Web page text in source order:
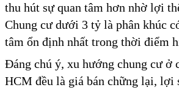
thu hút sự quan tâm hơn nhờ lợi
Chung cư dưới 3 tỷ là phân khúc
tâm ổn định nhất trong thời điểm
Đáng chú ý, xu hướng chung cư ở
HCM đều là giá bán chững lại, lợi